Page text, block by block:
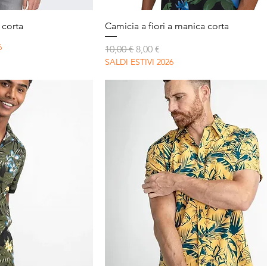
Vista rapida
Camicia a fiori a manica corta
Prezzo regolare
10,00 €Prezzo scontato
8,00 €
SALDI ESTIVI 2026